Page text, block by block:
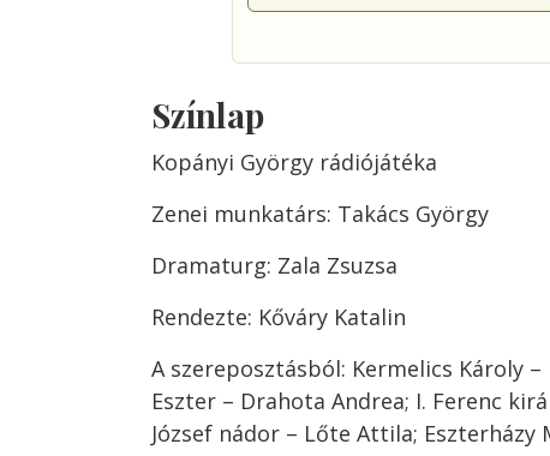
Színlap
Kopányi György rádiójátéka
Zenei munkatárs: Takács György
Dramaturg: Zala Zsuzsa
Rendezte: Kőváry Katalin
A szereposztásból: Kermelics Károly
Eszter – Drahota Andrea; I. Ferenc
József nádor – Lőte Attila; Eszterházy